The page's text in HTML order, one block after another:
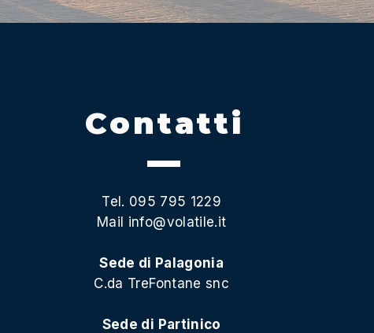
Contatti
Tel. 095 795 1229
Mail info@volatile.it
Sede di Palagonia
C.da TreFontane snc
Sede di Partinico